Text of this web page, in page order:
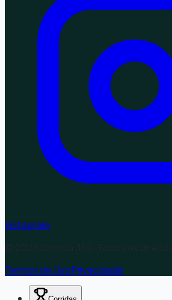
Instagram
© 2026 Corrida 360. Todos os
Termos de UsoPrivacidade